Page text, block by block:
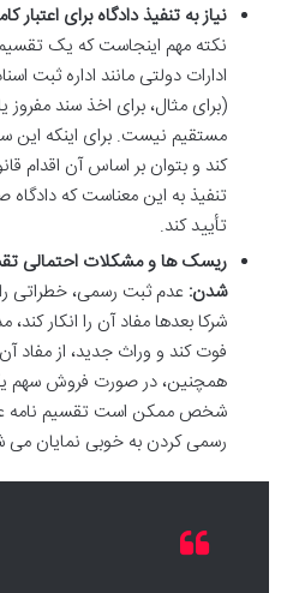
نیاز به تنفیذ دادگاه برای
نکته مهم اینجاست که یک
ادارات دولتی مانند اداره ثبت
(برای مثال، برای اخذ سند مفروز
مستقیم نیست. برای اینکه این
کند و بتوان بر اساس آن اقدام
تنفیذ به این معناست که
تأیید کند.
ریسک ها و مشکلات احتمالی
شدن: عدم ثبت رسمی، خطراتی
شرکا بعدها مفاد آن را انکار
فوت کند و وراث جدید، از مفاد
همچنین، در صورت فروش سهم
شخص ممکن است تقسیم نامه
رسمی کردن به خوبی نمایان می